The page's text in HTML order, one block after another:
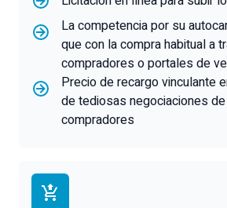
La competencia por su
que con la compra habitual a
compradores o portales de
Precio de recargo vinculante
de tediosas negociaciones
compradores